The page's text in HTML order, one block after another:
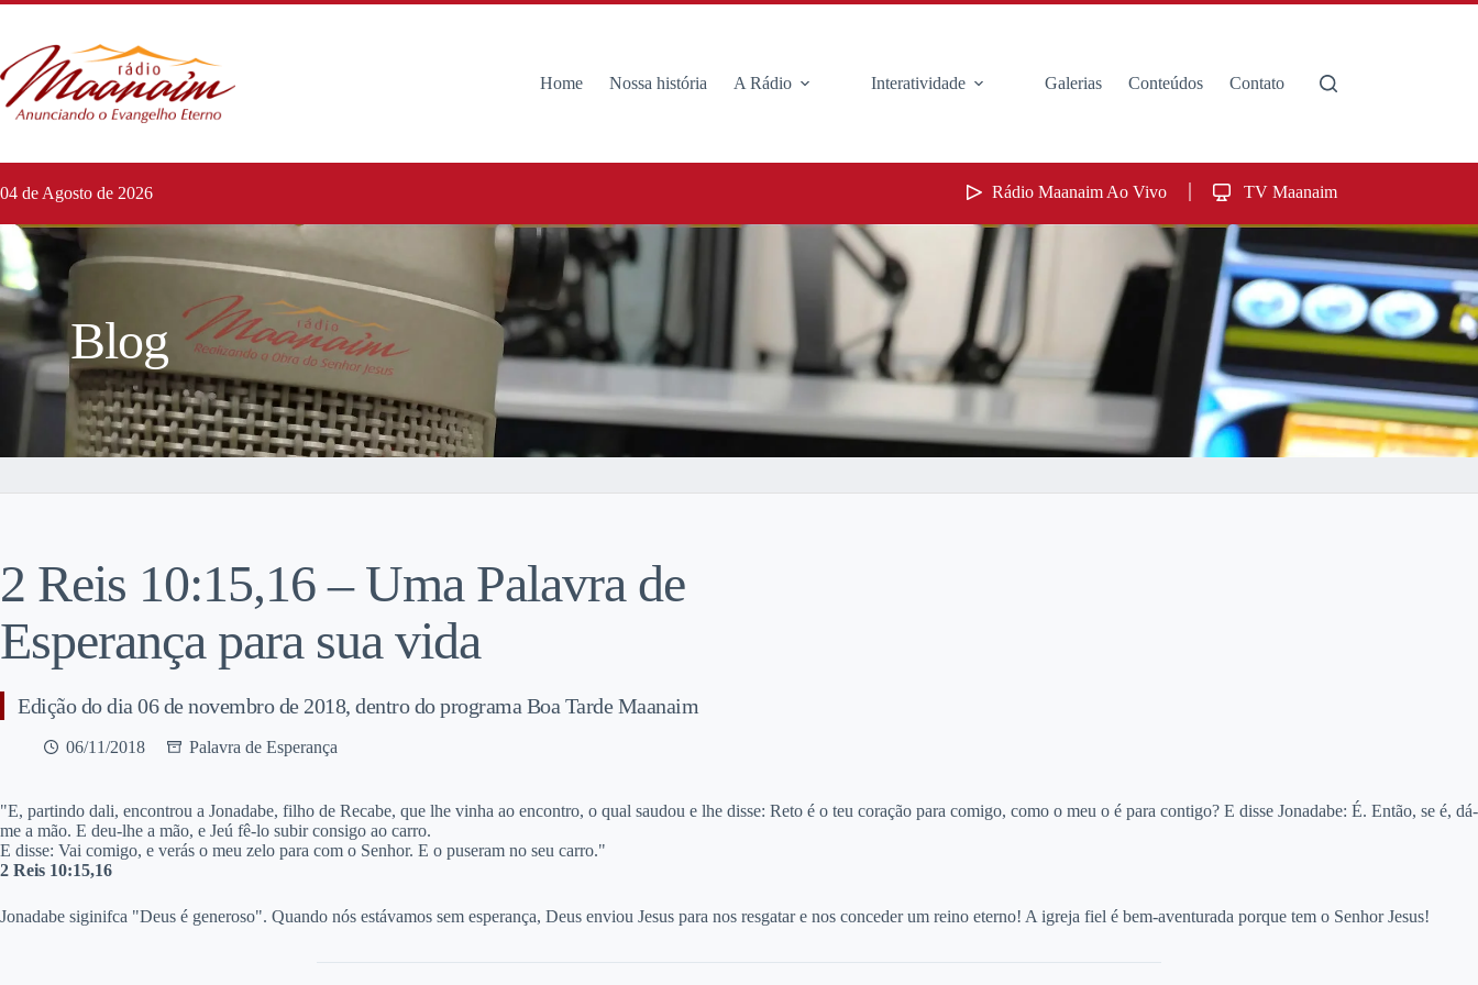
Home Nossa história A Rádio Interatividade Galerias Conteúdos Contato
04 de Agosto de 2026 Rádio Maanaim Ao Vivo TV Maanaim
Blog
2 Reis 10:15,16 – Uma Palavra de
Esperança para sua vida
Edição do dia 06 de novembro de 2018, dentro do programa Boa Tarde Maanaim
06/11/2018 Palavra de Esperança
"E, partindo dali, encontrou a Jonadabe, filho de Recabe, que lhe vinha ao encontro, o qual saudou e lhe disse: Reto é o teu coração para comigo, como o meu o é para contigo? E disse Jonadabe: É. Então, se é, dá-
me a mão. E deu-lhe a mão, e Jeú fê-lo subir consigo ao carro.
E disse: Vai comigo, e verás o meu zelo para com o Senhor. E o puseram no seu carro."
2 Reis 10:15,16
Jonadabe siginifca "Deus é generoso". Quando nós estávamos sem esperança, Deus enviou Jesus para nos resgatar e nos conceder um reino eterno! A igreja fiel é bem-aventurada porque tem o Senhor Jesus!